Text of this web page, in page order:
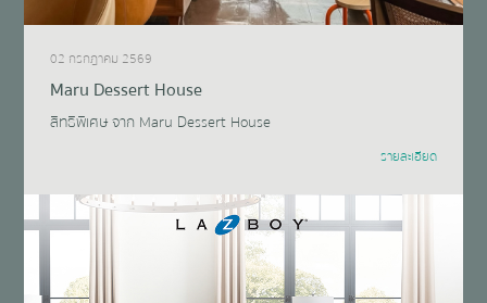
02 กรกฎาคม 2569
Maru Dessert House
สิทธิพิเศษ จาก Maru Dessert House
รายละเอียด